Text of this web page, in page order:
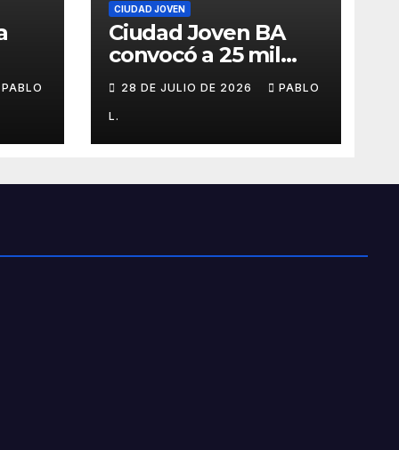
PABLO
CIUDAD JOVEN
Ciudad Joven BA
convocó a 25 mil
personas
28 DE JULIO DE 2026 PABLO
L.